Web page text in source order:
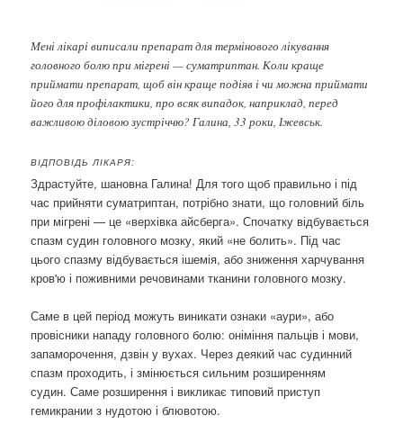
Мені лікарі виписали препарат для термінового лікування
головного болю при мігрені — суматриптан. Коли краще
приймати препарат, щоб він краще подіяв і чи можна приймати
його для профілактики, про всяк випадок, наприклад, перед
важливою діловою зустріччю? Галина, 33 роки, Іжевськ.
ВІДПОВІДЬ ЛІКАРЯ:
Здрастуйте, шановна Галина! Для того щоб правильно і під
час прийняти суматриптан, потрібно знати, що головний біль
при мігрені — це «верхівка айсберга». Спочатку відбувається
спазм судин головного мозку, який «не болить». Під час
цього спазму відбувається ішемія, або зниження харчування
кров'ю і поживними речовинами тканини головного мозку.
Саме в цей період можуть виникати ознаки «аури», або
провісники нападу головного болю: оніміння пальців і мови,
запаморочення, дзвін у вухах. Через деякий час судинний
спазм проходить, і змінюється сильним розширенням
судин. Саме розширення і викликає типовий приступ
гемикрании з нудотою і блювотою.